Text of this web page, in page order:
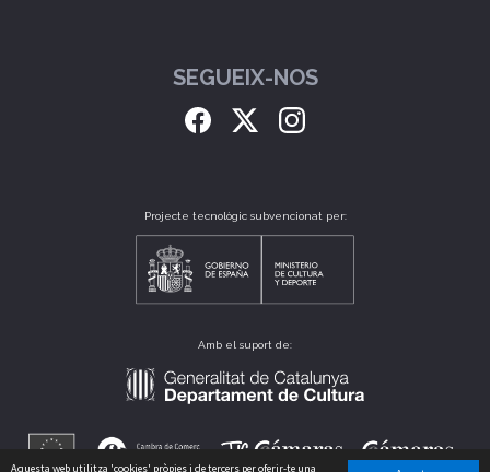
Aquesta web utilitza 'cookies' pròpies i de tercers per oferir-te una
SEGUEIX-NOS
Projecte tecnològic subvencionat per:
Amb el suport de: